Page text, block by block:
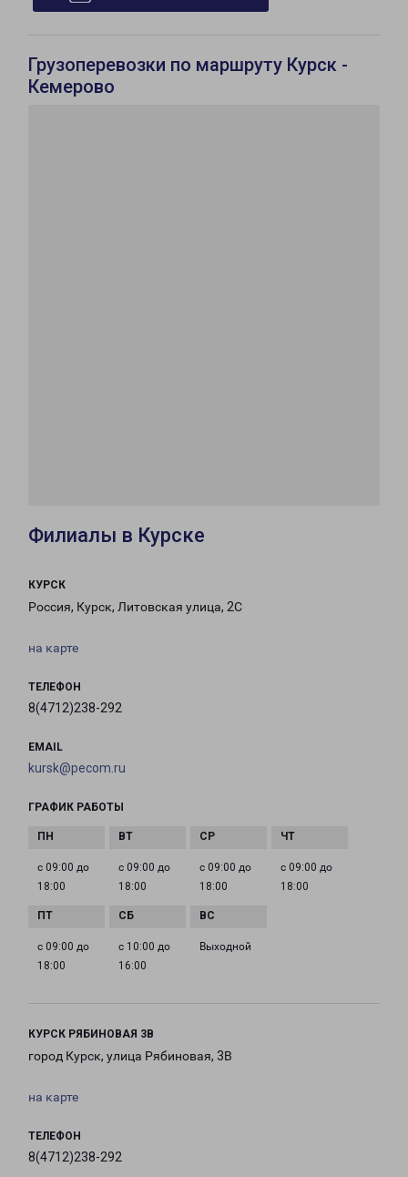
Грузоперевозки по маршруту Курск -
Кемерово
Филиалы в Курске
КУРСК
Россия, Курск, Литовская улица, 2С
на карте
ТЕЛЕФОН
8(4712)238-292
EMAIL
kursk@pecom.ru
ГРАФИК РАБОТЫ
с 09:00 до
18:00
с 09:00 до
18:00
с 09:00 до
18:00
с 09:00 до
18:00
с 09:00 до
18:00
с 10:00 до
16:00
Выходной
КУРСК РЯБИНОВАЯ 3В
город Курск, улица Рябиновая, 3В
на карте
ТЕЛЕФОН
8(4712)238-292